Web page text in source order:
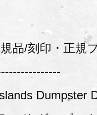
品/刻印・正規
Dumpster